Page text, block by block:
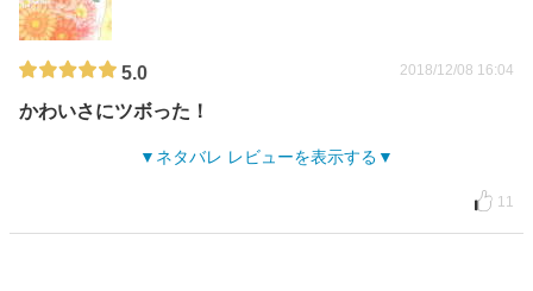
5.0 2018/12/08 16:04
かわいさにツボった！
ネタバレ レビューを表示する
11